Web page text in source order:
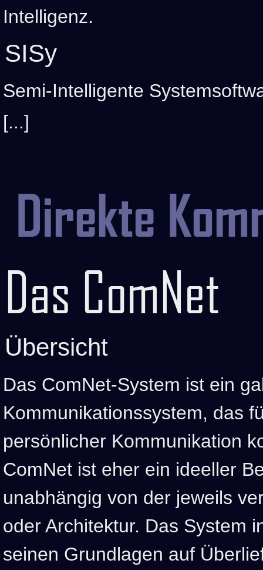
Intelligenz.
SISy
Semi-Intelligente
[...]
Direkte
Das ComNet
Übersicht
Das ComNet-System ist ein
Kommunikationssystem, das
persönlicher Kommunikation
ComNet ist eher ein ideeller
unabhängig von der jeweils
oder Architektur. Das System
seinen Grundlagen auf